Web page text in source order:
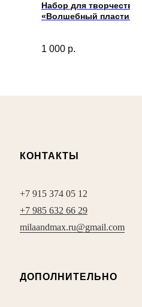
Набор для творчества
«Волшебный пластик»
1 000 р.
КОНТАКТЫ
+7 915 374 05 12
+7 985 632 66 29
milaandmax.ru@gmail.com
ДОПОЛНИТЕЛЬНО